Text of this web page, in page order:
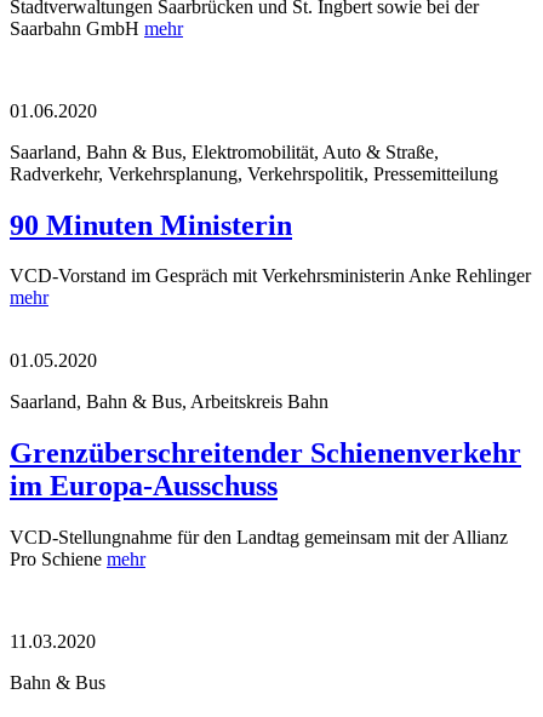
Stadtverwaltungen Saarbrücken und St. Ingbert sowie bei der
Saarbahn GmbH mehr
01.06.2020
Saarland, Bahn & Bus, Elektromobilität, Auto & Straße,
Radverkehr, Verkehrsplanung, Verkehrspolitik, Pressemitteilung
90 Minuten Ministerin
VCD-Vorstand im Gespräch mit Verkehrsministerin Anke Rehlinger
mehr
01.05.2020
Saarland, Bahn & Bus, Arbeitskreis Bahn
Grenzüberschreitender Schienenverkehr
im Europa-Ausschuss
VCD-Stellungnahme für den Landtag gemeinsam mit der Allianz
Pro Schiene mehr
11.03.2020
Bahn & Bus